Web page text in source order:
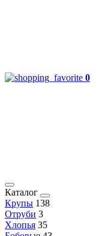
0
Каталог
Крупы 138
Отруби 3
Хлопья 35